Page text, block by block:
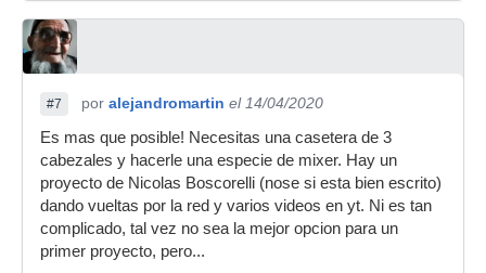
#7 por alejandromartin el 14/04/2020
Es mas que posible! Necesitas una casetera de 3
cabezales y hacerle una especie de mixer. Hay un
proyecto de Nicolas Boscorelli (nose si esta bien escrito)
dando vueltas por la red y varios videos en yt. Ni es tan
complicado, tal vez no sea la mejor opcion para un
primer proyecto, pero...